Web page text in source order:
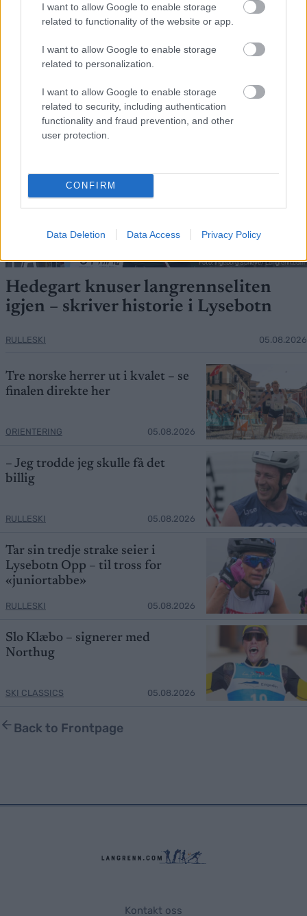
I want to allow Google to enable storage
related to functionality of the website or app.
I want to allow Google to enable storage
related to personalization.
I want to allow Google to enable storage
related to security, including authentication
functionality and fraud prevention, and other
user protection.
CONFIRM
Data Deletion Data Access Privacy Policy
FLERE ARTIKLER
Foto: Ingeborg Scheve/ Langrenn.com
Hedegart knuser langrennseliten
igjen – skriver historie i Lysebotn
RULLESKI 05.08.2026
Tre norske herrer ut i kvalet – se
finalen direkte her
ORIENTERING 05.08.2026
– Jeg trodde jeg skulle få det
billig
RULLESKI 05.08.2026
Tar sin tredje strake seier i
Lysebotn Opp – til tross for
«juniortabbe»
RULLESKI 05.08.2026
Slo Klæbo – signerer med
Northug
SKI CLASSICS 05.08.2026
Back to Frontpage
Kontakt oss